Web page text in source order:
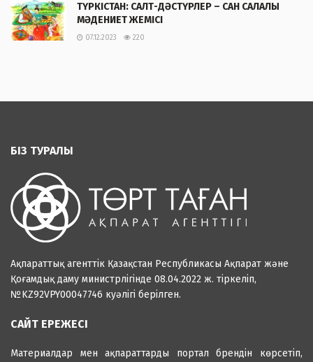
ТҮРКІСТАН: САЛТ-ДӘСТҮРЛЕР – САН САЛАЛЫ
МӘДЕНИЕТ ЖЕМІСІ
07.12.2023 220
БІЗ ТУРАЛЫ
Ақпараттық агенттік Қазақстан Республикасы Ақпарат және
Қоғамдық даму министрлігінде 08.04.2022 ж. тіркеліп,
№KZ92VPY00047746 куәлігі берілген.
САЙТ ЕРЕЖЕСІ
Материалдар мен ақпараттарды портал брендін көрсетіп,